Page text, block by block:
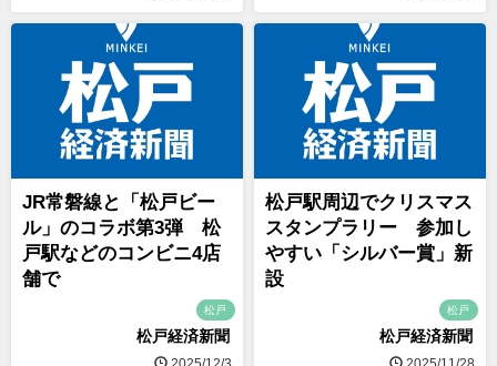
JR常磐線と「松戸ビー
ル」のコラボ第3弾 松
戸駅などのコンビニ4店
舗で
松戸
松戸経済新聞
松戸駅周辺でクリスマス
スタンプラリー 参加し
やすい「シルバー賞」新
設
松戸
松戸経済新聞